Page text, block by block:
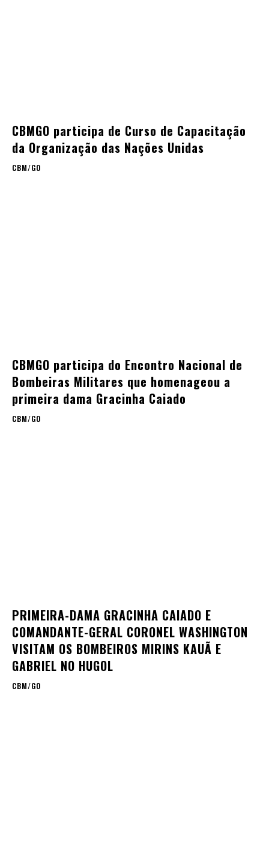
CBMGO participa de Curso de Capacitação
da Organização das Nações Unidas
CBM/GO
CBMGO participa do Encontro Nacional de
Bombeiras Militares que homenageou a
primeira dama Gracinha Caiado
CBM/GO
PRIMEIRA-DAMA GRACINHA CAIADO E
COMANDANTE-GERAL CORONEL WASHINGTON
VISITAM OS BOMBEIROS MIRINS KAUÃ E
GABRIEL NO HUGOL
CBM/GO